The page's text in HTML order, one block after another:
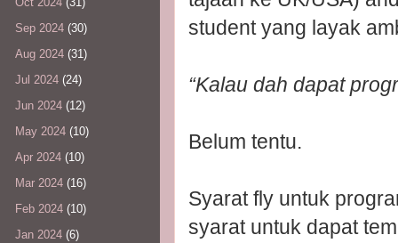
student yang layak
“Kalau dah dapat
Belum tentu.
Syarat fly untuk
syarat untuk dapat
Sep 2024 (30)
Aug 2024 (31)
Jul 2024 (24)
Jun 2024 (12)
May 2024 (10)
Apr 2024 (10)
Mar 2024 (16)
Feb 2024 (10)
Jan 2024 (6)